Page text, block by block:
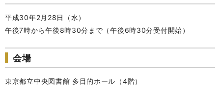
平成30年2月28日（水）
午後7時から午後8時30分まで（午後6時30分受付開始）
会場
東京都立中央図書館 多目的ホール（4階）